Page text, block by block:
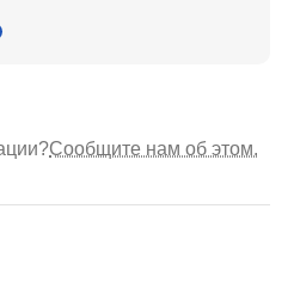
Сообщите нам об этом.